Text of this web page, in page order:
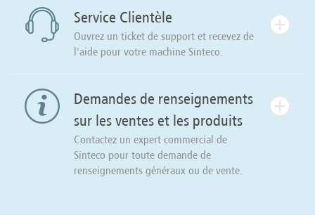
Service Clientèle
Ouvrez un ticket de support et recevez de
l'aide pour votre machine Sinteco.
Demandes de renseignements
sur les ventes et les produits
Contactez un expert commercial de
Sinteco pour toute demande de
renseignements généraux ou de vente.